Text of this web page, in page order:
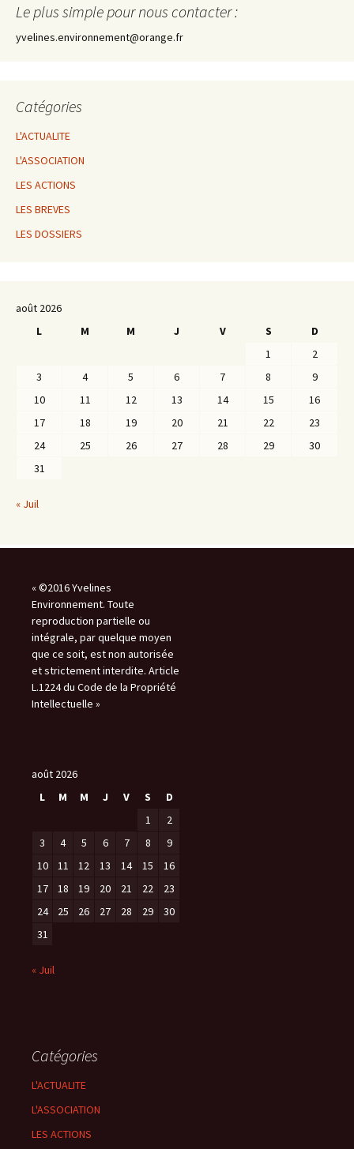
Le plus simple pour nous contacter :
yvelines.environnement@orange.fr
Catégories
L'ACTUALITE
L'ASSOCIATION
LES ACTIONS
LES BREVES
LES DOSSIERS
août 2026
L
M M J V S
D
1
2
3
4 5 6 7 8
9
10
11 12 13 14 15
16
17
18 19 20 21 22
23
24
25 26 27 28 29
30
31
« Juil
« ©2016 Yvelines
Environnement. Toute
reproduction partielle ou
intégrale, par quelque moyen
que ce soit, est non autorisée
et strictement interdite. Article
L.1224 du Code de la Propriété
Intellectuelle »
août 2026
L
M M J V S
D
1
2
3
4 5 6 7 8
9
10
11 12 13 14 15
16
17
18 19 20 21 22
23
24
25 26 27 28 29
30
31
« Juil
Catégories
L'ACTUALITE
L'ASSOCIATION
LES ACTIONS